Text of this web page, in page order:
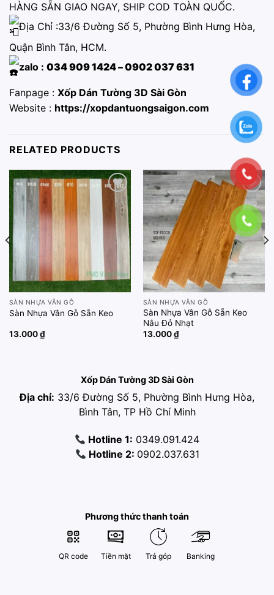
HÀNG SẴN GIAO NGAY, SHIP COD TOÀN QUỐC.
Địa Chỉ :33/6 Đường Số 5, Phường Bình Hưng Hòa,
Quận Bình Tân, HCM.
zalo : 034 909 1424 – 0902 037 631
Fanpage : Xốp Dán Tường 3D Sài Gòn
Website : https://xopdantuongsaigon.com
RELATED PRODUCTS
Add to
wishlist
SÀN NHỰA VÂN GỖ
Sàn Nhựa Vân Gỗ Sẵn Keo
13.000₫
Add to
wishlist
SÀN NHỰA VÂN GỖ
Sàn Nhựa Vân Gỗ Sẵn Keo
Nâu Đỏ Nhạt
13.000₫
Xốp Dán Tường 3D Sài Gòn
Địa chỉ: 33/6 Đường Số 5, Phường Bình Hưng Hòa,
Bình Tân, TP Hồ Chí Minh
Hotline 1: 0349.091.424
Hotline 2: 0902.037.631
Phương thức thanh toán
QR code Tiền mặt Trả góp Banking